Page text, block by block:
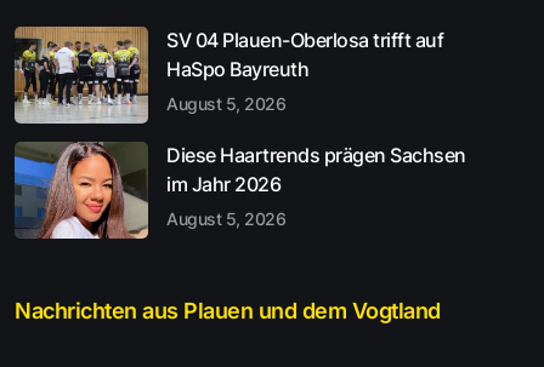
SV 04 Plauen-Oberlosa trifft auf
HaSpo Bayreuth
August 5, 2026
Diese Haartrends prägen Sachsen
im Jahr 2026
August 5, 2026
Nachrichten aus Plauen und dem Vogtland